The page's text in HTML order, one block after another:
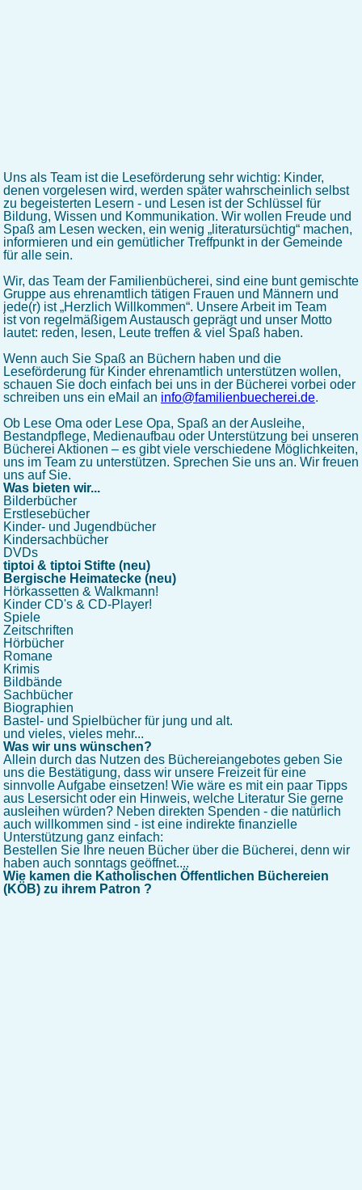
Uns als Team ist die Leseförderung sehr wichtig: Kinder,
denen vorgelesen wird, werden später wahrscheinlich selbst
zu begeisterten Lesern - und Lesen ist der Schlüssel für
Bildung, Wissen und Kommunikation. Wir wollen Freude und
Spaß am Lesen wecken, ein wenig „literatursüchtig“ machen,
informieren und ein gemütlicher Treffpunkt in der Gemeinde
für alle sein.
Wir, das Team der Familienbücherei, sind eine bunt gemischte
Gruppe aus ehrenamtlich tätigen Frauen und Männern und
jede(r) ist „Herzlich Willkommen“. Unsere Arbeit im Team
ist von regelmäßigem Austausch geprägt und unser Motto
lautet: reden, lesen, Leute treffen & viel Spaß haben.
Wenn auch Sie Spaß an Büchern haben und die
Leseförderung für Kinder ehrenamtlich unterstützen wollen,
schauen Sie doch einfach bei uns in der Bücherei vorbei oder
schreiben uns ein eMail an info@familienbuecherei.de.
Ob Lese Oma oder Lese Opa, Spaß an der Ausleihe,
Bestandpflege, Medienaufbau oder Unterstützung bei unseren
Bücherei Aktionen – es gibt viele verschiedene Möglichkeiten,
uns im Team zu unterstützen. Sprechen Sie uns an. Wir freuen
uns auf Sie.
Was bieten wir...
Bilderbücher
Erstlesebücher
Kinder- und Jugendbücher
Kindersachbücher
DVDs
tiptoi & tiptoi Stifte (neu)
Bergische Heimatecke (neu)
Hörkassetten & Walkmann!
Kinder CD's & CD-Player!
Spiele
Zeitschriften
Hörbücher
Romane
Krimis
Bildbände
Sachbücher
Biographien
Bastel- und Spielbücher für jung und alt.
und vieles, vieles mehr...
Was wir uns wünschen?
Allein durch das Nutzen des Büchereiangebotes geben Sie
uns die Bestätigung, dass wir unsere Freizeit für eine
sinnvolle Aufgabe einsetzen! Wie wäre es mit ein paar Tipps
aus Lesersicht oder ein Hinweis, welche Literatur Sie gerne
ausleihen würden? Neben direkten Spenden - die natürlich
auch willkommen sind - ist eine indirekte finanzielle
Unterstützung ganz einfach:
Bestellen Sie Ihre neuen Bücher über die Bücherei, denn wir
haben auch sonntags geöffnet....
Wie kamen die Katholischen Öffentlichen Büchereien
(KÖB) zu ihrem Patron ?